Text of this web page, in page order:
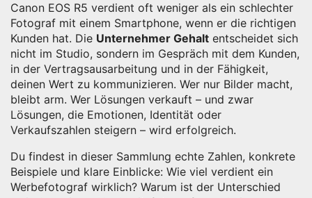
Canon EOS R5 verdient oft weniger als ein schlechter
Fotograf mit einem Smartphone, wenn er die richtigen
Kunden hat. Die Unternehmer Gehalt entscheidet sich
nicht im Studio, sondern im Gespräch mit dem Kunden,
in der Vertragsausarbeitung und in der Fähigkeit,
deinen Wert zu kommunizieren. Wer nur Bilder macht,
bleibt arm. Wer Lösungen verkauft – und zwar
Lösungen, die Emotionen, Identität oder
Verkaufszahlen steigern – wird erfolgreich.
Du findest in dieser Sammlung echte Zahlen, konkrete
Beispiele und klare Einblicke: Wie viel verdient ein
Werbefotograf wirklich? Warum ist der Unterschied